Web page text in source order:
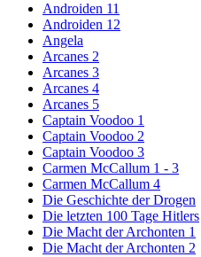
Androiden 11
Androiden 12
Angela
Arcanes 2
Arcanes 3
Arcanes 4
Arcanes 5
Captain Voodoo 1
Captain Voodoo 2
Captain Voodoo 3
Carmen McCallum 1 - 3
Carmen McCallum 4
Die Geschichte der Drogen
Die letzten 100 Tage Hitlers
Die Macht der Archonten 1
Die Macht der Archonten 2